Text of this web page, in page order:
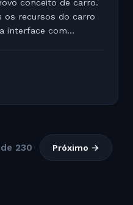
conceito de carro.
os recursos do carro
interface com
230 Próximo →